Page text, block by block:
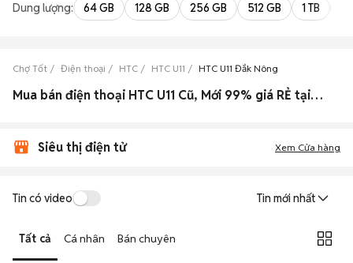
Dung lượng: 64 GB 128 GB 256 GB 512 GB 1 TB
Chợ Tốt Điện thoại HTC HTC U11 HTC U11 Đắk Nông
Mua bán điện thoại HTC U11 Cũ, Mới 99% giá RẺ tại Đắk Nông
Siêu thị điện tử Xem Cửa hàng
Tin có video Tin mới nhất
Tất cả Cá nhân Bán chuyên